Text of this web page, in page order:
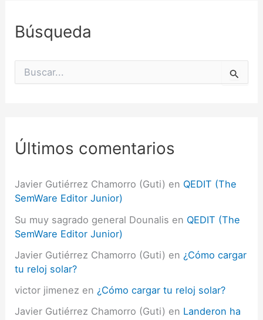
Búsqueda
Últimos comentarios
Javier Gutiérrez Chamorro (Guti) en QEDIT (The
SemWare Editor Junior)
Su muy sagrado general Dounalis en QEDIT (The
SemWare Editor Junior)
Javier Gutiérrez Chamorro (Guti) en ¿Cómo cargar
tu reloj solar?
victor jimenez en ¿Cómo cargar tu reloj solar?
Javier Gutiérrez Chamorro (Guti) en Landeron ha